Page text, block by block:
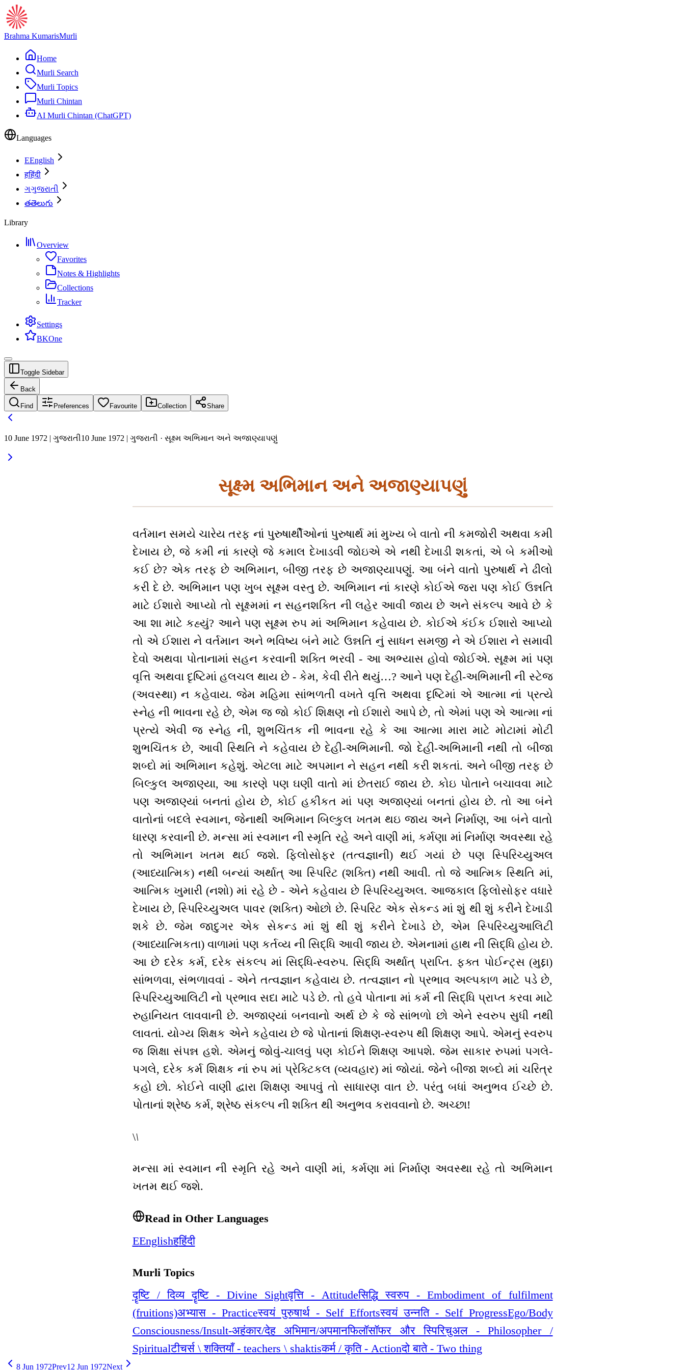
Brahma KumarisMurli
Home
Murli Search
Murli Topics
Murli Chintan
AI Murli Chintan (ChatGPT)
Languages
EEnglish
हहिंदी
ગગુજરાતી
తతెలుగు
Library
Overview
Favorites
Notes & Highlights
Collections
Tracker
Settings
BKOne
Toggle Sidebar
Back
Find Preferences Favourite Collection Share
10 June 1972 | ગુજરાતી10 June 1972 | ગુજરાતી · સૂક્ષ્મ અભિમાન અને અજાણ્યાપણું
સૂક્ષ્મ અભિમાન અને અજાણ્યાપણું
વર્તમાન સમયે ચારેય તરફ નાં પુરુષાર્થીઓનાં પુરુષાર્થ માં મુખ્ય બે વાતો ની કમજોરી અથવા કમી
દેખાય છે, જે કમી નાં કારણે જે કમાલ દેખાડવી જોઇએ એ નથી દેખાડી શકતાં, એ બે કમીઓ
કઈ છે? એક તરફ છે અભિમાન, બીજી તરફ છે અજાણ્યાપણું. આ બંને વાતો પુરુષાર્થ ને ઢીલો
કરી દે છે. અભિમાન પણ ખુબ સૂક્ષ્મ વસ્તુ છે. અભિમાન નાં કારણે કોઈએ જરા પણ કોઈ ઉન્નતિ
માટે ઈશારો આપ્યો તો સૂક્ષ્મમાં ન સહનશક્તિ ની લહેર આવી જાય છે અને સંકલ્પ આવે છે કે
આ શા માટે કહ્યું? આને પણ સૂક્ષ્મ રુપ માં અભિમાન કહેવાય છે. કોઈએ કંઈક ઈશારો આપ્યો
તો એ ઈશારા ને વર્તમાન અને ભવિષ્ય બંને માટે ઉન્નતિ નું સાધન સમજી ને એ ઈશારા ને સમાવી
દેવો અથવા પોતાનામાં સહન કરવાની શક્તિ ભરવી - આ અભ્યાસ હોવો જોઈએ. સૂક્ષ્મ માં પણ
વૃત્તિ અથવા દૃષ્ટિમાં હલચલ થાય છે - કેમ, કેવી રીતે થયું…? આને પણ દેહી-અભિમાની ની સ્ટેજ
(અવસ્થા) ન કહેવાય. જેમ મહિમા સાંભળતી વખતે વૃત્તિ અથવા દૃષ્ટિમાં એ આત્મા નાં પ્રત્યે
સ્નેહ ની ભાવના રહે છે, એમ જ જો કોઈ શિક્ષણ નો ઈશારો આપે છે, તો એમાં પણ એ આત્મા નાં
પ્રત્યે એવી જ સ્નેહ ની, શુભચિંતક ની ભાવના રહે કે આ આત્મા મારા માટે મોટામાં મોટી
શુભચિંતક છે, આવી સ્થિતિ ને કહેવાય છે દેહી-અભિમાની. જો દેહી-અભિમાની નથી તો બીજા
શબ્દો માં અભિમાન કહેશું. એટલા માટે અપમાન ને સહન નથી કરી શકતાં. અને બીજી તરફ છે
બિલ્કુલ અજાણ્યા, આ કારણે પણ ઘણી વાતો માં છેતરાઈ જાય છે. કોઇ પોતાને બચાવવા માટે
પણ અજાણ્યાં બનતાં હોય છે, કોઈ હકીકત માં પણ અજાણ્યાં બનતાં હોય છે. તો આ બંને
વાતોનાં બદલે સ્વમાન, જેનાથી અભિમાન બિલ્કુલ ખતમ થઇ જાય અને નિર્માણ, આ બંને વાતો
ધારણ કરવાની છે. મન્સા માં સ્વમાન ની સ્મૃતિ રહે અને વાણી માં, કર્મણા માં નિર્માણ અવસ્થા રહે
તો અભિમાન ખતમ થઈ જશે. ફિલોસોફર (તત્વજ્ઞાની) થઈ ગયાં છે પણ સ્પિરિચ્યુઅલ
(આધ્યાત્મિક) નથી બન્યાં અર્થાત્ આ સ્પિરિટ (શક્તિ) નથી આવી. તો જે આત્મિક સ્થિતિ માં,
આત્મિક ખુમારી (નશો) માં રહે છે - એને કહેવાય છે સ્પિરિચ્યુઅલ. આજકાલ ફિલોસોફર વધારે
દેખાય છે, સ્પિરિચ્યુઅલ પાવર (શક્તિ) ઓછો છે. સ્પિરિટ એક સેકન્ડ માં શું થી શું કરીને દેખાડી
શકે છે. જેમ જાદુગર એક સેકન્ડ માં શું થી શું કરીને દેખાડે છે, એમ સ્પિરિચ્યુઆલિટી
(આધ્યાત્મિકતા) વાળામાં પણ કર્તવ્ય ની સિદ્ધિ આવી જાય છે. એમનામાં હાથ ની સિદ્ધિ હોય છે.
આ છે દરેક કર્મ, દરેક સંકલ્પ માં સિદ્ધિ-સ્વરુપ. સિદ્ધિ અર્થાત્ પ્રાપ્તિ. ફક્ત પોઈન્ટ્સ (મુદ્દા)
સાંભળવા, સંભળાવવાં - એને તત્વજ્ઞાન કહેવાય છે. તત્વજ્ઞાન નો પ્રભાવ અલ્પકાળ માટે પડે છે,
સ્પિરિચ્યુઆલિટી નો પ્રભાવ સદા માટે પડે છે. તો હવે પોતાના માં કર્મ ની સિદ્ધિ પ્રાપ્ત કરવા માટે
રુહાનિયત લાવવાની છે. અજાણ્યાં બનવાનો અર્થ છે કે જે સાંભળો છો એને સ્વરુપ સુધી નથી
લાવતાં. યોગ્ય શિક્ષક એને કહેવાય છે જે પોતાનાં શિક્ષણ-સ્વરુપ થી શિક્ષણ આપે. એમનું સ્વરુપ
જ શિક્ષા સંપન્ન હશે. એમનું જોવું-ચાલવું પણ કોઈને શિક્ષણ આપશે. જેમ સાકાર રુપમાં પગલે-
પગલે, દરેક કર્મ શિક્ષક નાં રુપ માં પ્રેક્ટિકલ (વ્યવહાર) માં જોયાં. જેને બીજા શબ્દો માં ચરિત્ર
કહો છો. કોઈને વાણી દ્વારા શિક્ષણ આપવું તો સાધારણ વાત છે. પરંતુ બધાં અનુભવ ઈચ્છે છે.
પોતાનાં શ્રેષ્ઠ કર્મ, શ્રેષ્ઠ સંકલ્પ ની શક્તિ થી અનુભવ કરાવવાનો છે. અચ્છા!
\\
મન્સા માં સ્વમાન ની સ્મૃતિ રહે અને વાણી માં, કર્મણા માં નિર્માણ અવસ્થા રહે તો અભિમાન
ખતમ થઈ જશે.
Read in Other Languages
EEnglishहहिंदी
Murli Topics
दॄष्टि / दिव्य दॄष्टि - Divine Sightवृत्ति - Attitudeसिद्धि स्वरुप - Embodiment of fulfilment
(fruitions)अभ्यास - Practiceस्वयं पुरुषार्थ - Self Effortsस्वयं उन्नति - Self ProgressEgo/Body
Consciousness/Insult-अहंकार/देह अभिमान/अपमानफिलॉसॉफर और स्पिरिचुअल - Philosopher /
Spiritualटीचर्स \ शक्तियाँ - teachers \ shaktisकर्म / कृति - Actionदो बाते - Two thing
8 Jun 1972Prev12 Jun 1972Next